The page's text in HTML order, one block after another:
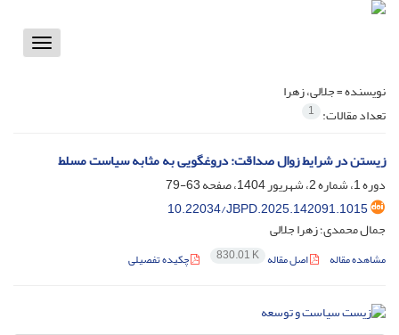
Toggle
نویسنده =جلالی، زهرا
تعداد مقالات: 1
زیستن در شرایط زوال صداقت: دروغگویی به مثابه سیاست مسلط
دوره 1، شماره 2، شهریور 1404، صفحه
63-79
10.22034/JBPD.2025.142091.1015
جمال محمدی؛ زهرا جلالی
مشاهده مقاله اصل مقاله 830.01 K چکیده تفصیلی